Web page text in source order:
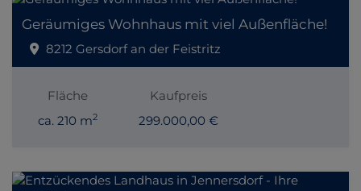
Geräumiges Wohnhaus mit viel Außenfläche!
8212 Gersdorf an der Feistritz
Fläche
ca. 210 m2
Kaufpreis
299.000,00 €